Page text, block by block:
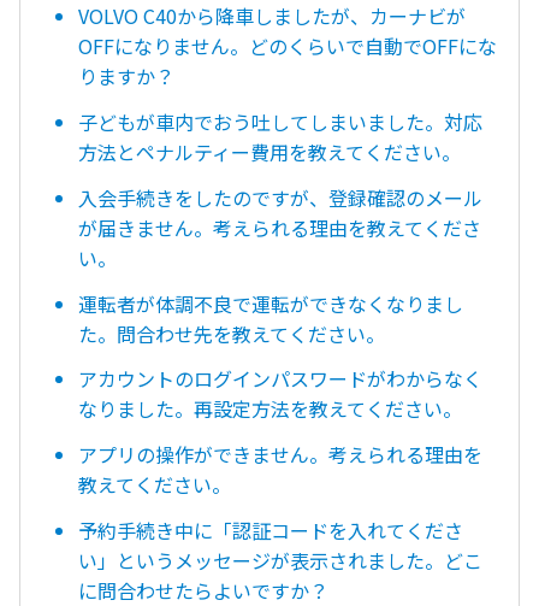
VOLVO C40から降車しましたが、カーナビが
OFFになりません。どのくらいで自動でOFFにな
りますか？
子どもが車内でおう吐してしまいました。対応
方法とペナルティー費用を教えてください。
入会手続きをしたのですが、登録確認のメール
が届きません。考えられる理由を教えてくださ
い。
運転者が体調不良で運転ができなくなりまし
た。問合わせ先を教えてください。
アカウントのログインパスワードがわからなく
なりました。再設定方法を教えてください。
アプリの操作ができません。考えられる理由を
教えてください。
予約手続き中に「認証コードを入れてくださ
い」というメッセージが表示されました。どこ
に問合わせたらよいですか？